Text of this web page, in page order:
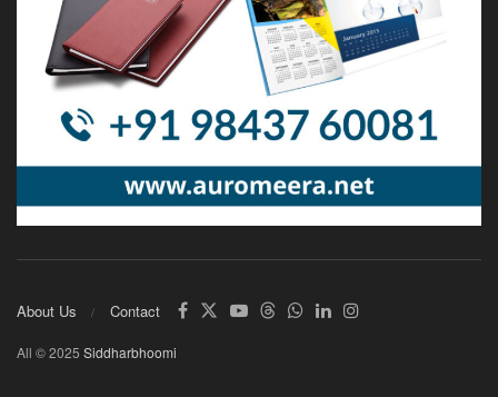
About Us Contact
All © 2025 Siddharbhoomi